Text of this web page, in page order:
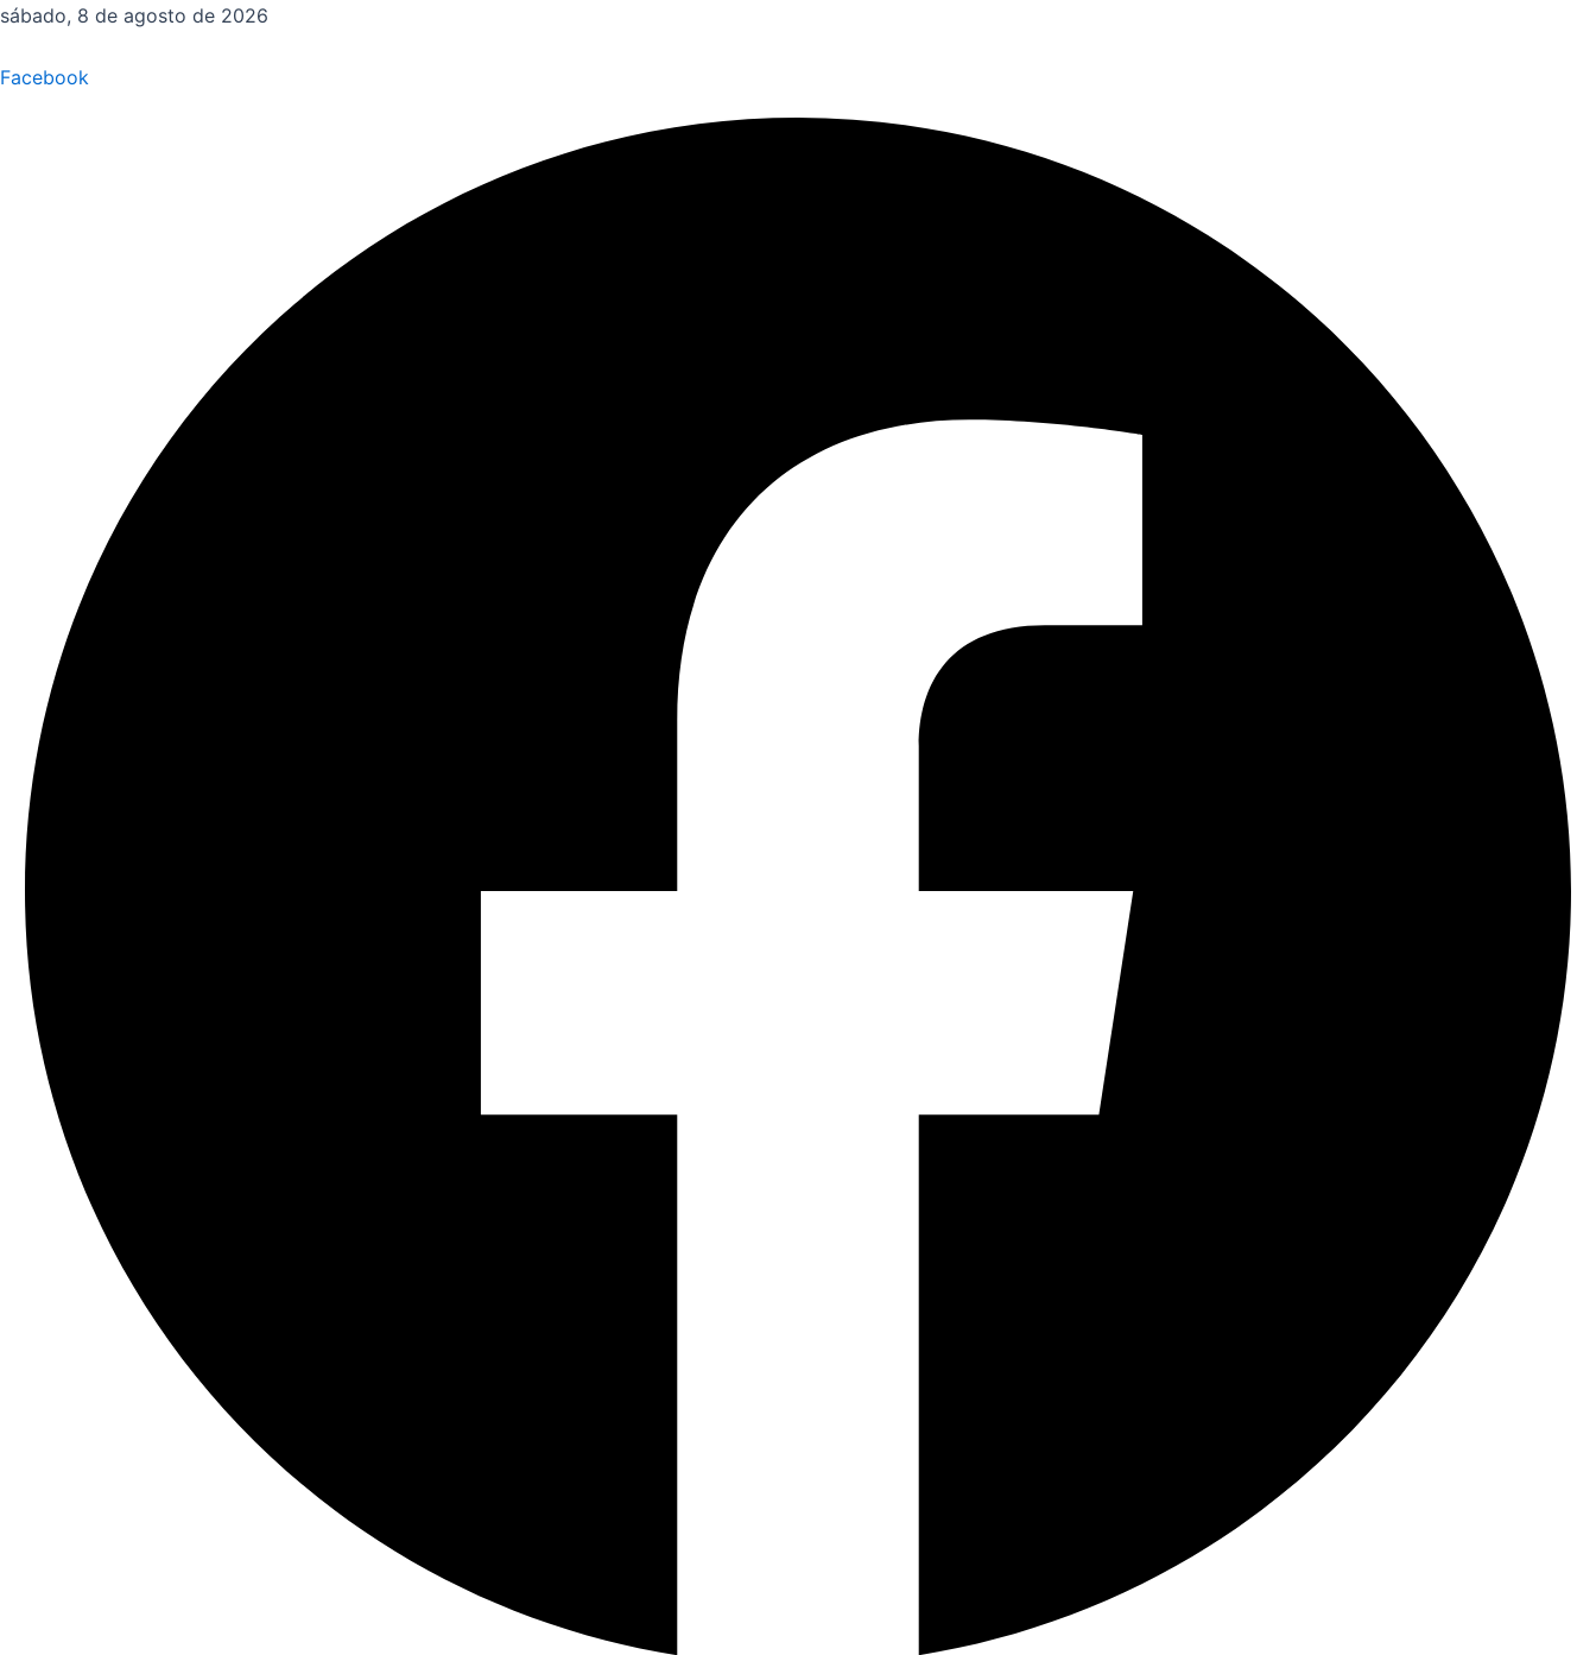
Ir
contenido
sábado, 8 de agosto de 2026
Facebook